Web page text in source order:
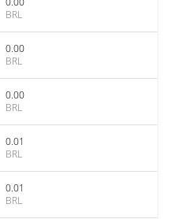
BRL
0.00
BRL
0.00
BRL
0.01
BRL
0.01
BRL